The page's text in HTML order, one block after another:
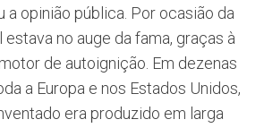
a opinião pública. Por ocasião da
no auge da fama, graças à
de autoignição. Em dezenas
a Europa e nos Estados Unidos,
era produzido em larga